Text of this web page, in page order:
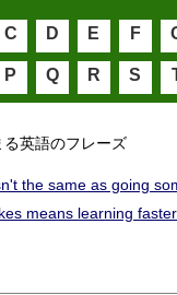
C D E F
P Q R S
る英語のフレーズ
the same as going
means learning